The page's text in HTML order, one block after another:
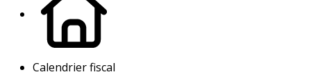
Calendrier fiscal